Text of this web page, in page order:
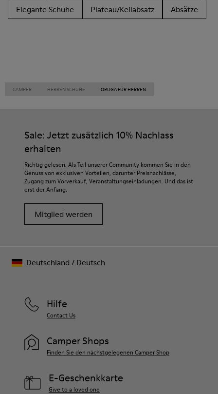
Elegante Schuhe
Plateau/Keilabsatz Absätze
CAMPER HERREN SCHUHE ORUGA FÜR HERREN
Sale: Jetzt zusätzlich 10% Nachlass
erhalten
Richtig gelesen. Als Teil unserer Community kommen Sie in den
Genuss von exklusiven Vorteilen, darunter Preisnachlässe,
Zugang zum Vorverkauf, Veranstaltungseinladungen. Und das ist
erst der Anfang.
Mitglied werden
Hilfe
Contact Us
Camper Shops
Finden Sie den nächstgelegenen Camper Shop
E-Geschenkkarte
Give to a loved one
Deutschland / Deutsch